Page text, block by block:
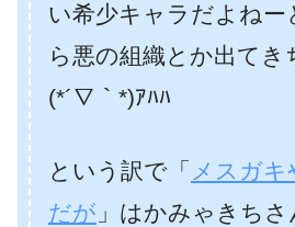
い希少キャラだよねー
ら悪の組織とか出てき
(*´∇｀*)ｱﾊﾊ
という訳で「 メスガ
だが 」はかみゃきち